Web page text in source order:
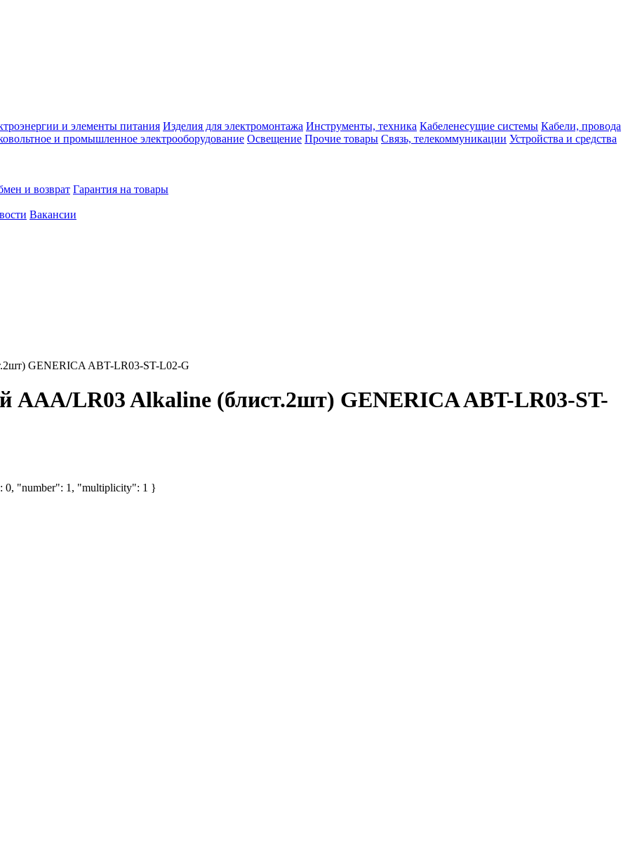
и элементы питания Изделия для электромонтажа Инструменты, техника Кабеленесущие системы Кабели, провода
и промышленное электрооборудование Освещение Прочие товары Связь, телекоммуникации Устройства и средства
и возврат Гарантия на товары
Вакансии
GENERICA ABT-LR03-ST-L02-G
AAA/LR03 Alkaline (блист.2шт) GENERICA ABT-LR03-ST-
0, "number": 1, "multiplicity": 1 }